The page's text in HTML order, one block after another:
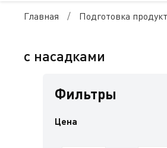
Главная Подготовка
с насадками
Фильтры
Цена